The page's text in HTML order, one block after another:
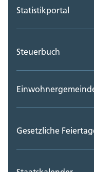
Statistikportal
Steuerbuch
Gesetzliche